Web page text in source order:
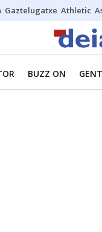
Gaztelugatxe Athletic
BUZZ ON